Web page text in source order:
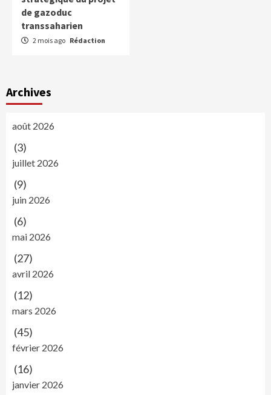
de gazoduc
transsaharien
2 mois ago Rédaction
Archives
août 2026
(3)
juillet 2026
(9)
juin 2026
(6)
mai 2026
(27)
avril 2026
(12)
mars 2026
(45)
février 2026
(16)
janvier 2026